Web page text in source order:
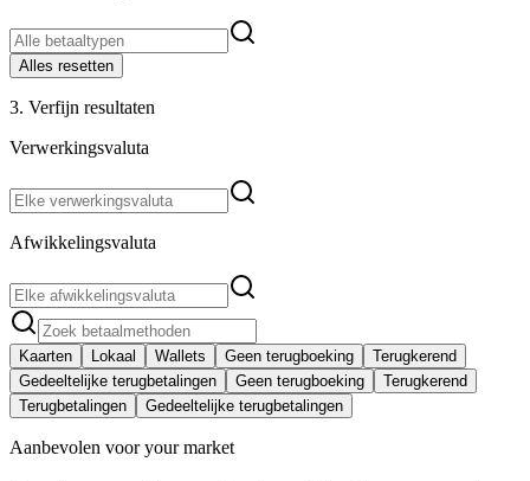
Alles resetten
3. Verfijn resultaten
Verwerkingsvaluta
Afwikkelingsvaluta
Kaarten Lokaal Wallets Geen terugboeking
Terugkerend
Gedeeltelijke terugbetalingen
Geen terugboeking
Terugkerend
Terugbetalingen
Gedeeltelijke terugbetalingen
Aanbevolen voor your market